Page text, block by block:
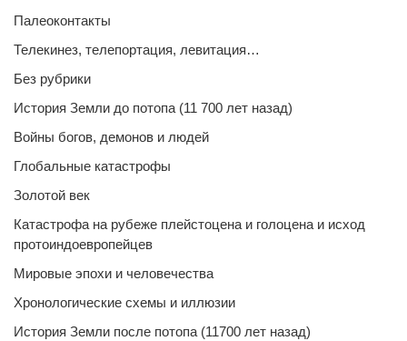
Палеоконтакты
Телекинез, телепортация, левитация…
Без рубрики
История Земли до потопа (11 700 лет назад)
Войны богов, демонов и людей
Глобальные катастрофы
Золотой век
Катастрофа на рубеже плейстоцена и голоцена и исход
протоиндоевропейцев
Мировые эпохи и человечества
Хронологические схемы и иллюзии
История Земли после потопа (11700 лет назад)